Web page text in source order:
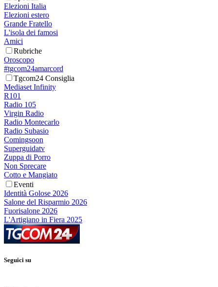
Elezioni Italia
Elezioni estero
Grande Fratello
L'isola dei famosi
Amici
Rubriche
Oroscopo
#tgcom24amarcord
Tgcom24 Consiglia
Mediaset Infinity
R101
Radio 105
Virgin Radio
Radio Montecarlo
Radio Subasio
Comingsoon
Superguidatv
Zuppa di Porro
Non Sprecare
Cotto e Mangiato
Eventi
Identità Golose 2026
Salone del Risparmio 2026
Fuorisalone 2026
L'Artigiano in Fiera 2025
Seguici su